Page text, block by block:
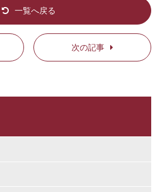
一覧へ戻る
次の記事